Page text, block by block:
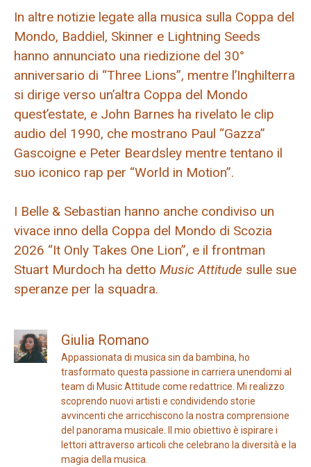
In altre notizie legate alla musica sulla Coppa del
Mondo, Baddiel, Skinner e Lightning Seeds
hanno annunciato una riedizione del 30°
anniversario di “Three Lions”, mentre l’Inghilterra
si dirige verso un’altra Coppa del Mondo
quest’estate, e John Barnes ha rivelato le clip
audio del 1990, che mostrano Paul “Gazza”
Gascoigne e Peter Beardsley mentre tentano il
suo iconico rap per “World in Motion”.
I Belle & Sebastian hanno anche condiviso un
vivace inno della Coppa del Mondo di Scozia
2026 “It Only Takes One Lion”, e il frontman
Stuart Murdoch ha detto Music Attitude sulle sue
speranze per la squadra.
Giulia Romano
Appassionata di musica sin da bambina, ho
trasformato questa passione in carriera unendomi al
team di Music Attitude come redattrice. Mi realizzo
scoprendo nuovi artisti e condividendo storie
avvincenti che arricchiscono la nostra comprensione
del panorama musicale. Il mio obiettivo è ispirare i
lettori attraverso articoli che celebrano la diversità e la
magia della musica.